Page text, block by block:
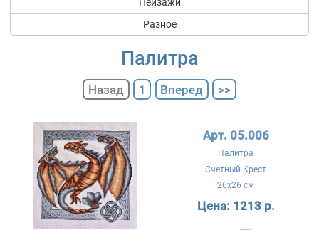
Разное
Палитра
Назад 1 Вперед >>
Арт. 05.006
Палитра
Счетный Крест
26x26 см
Цена: 1213 р.